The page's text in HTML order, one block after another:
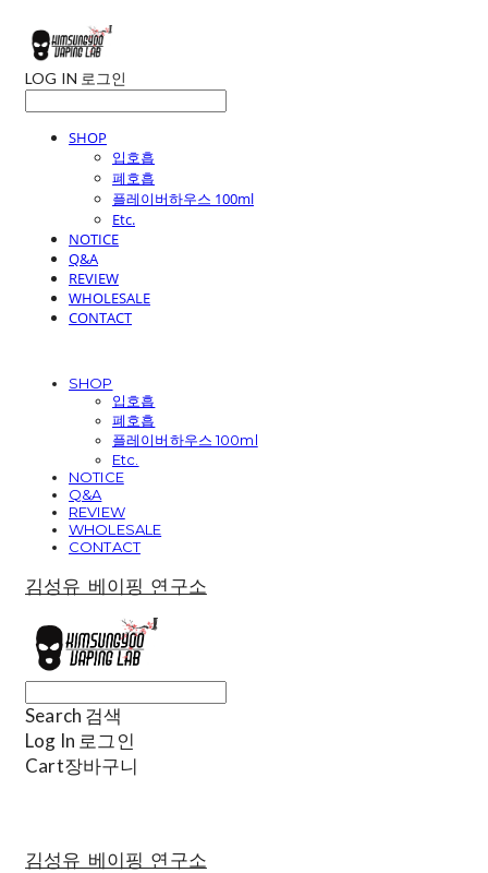
LOG IN 로그인
SHOP
입호흡
폐호흡
플레이버하우스 100ml
Etc.
NOTICE
Q&A
REVIEW
WHOLESALE
CONTACT
SHOP
입호흡
폐호흡
플레이버하우스 100ml
Etc.
NOTICE
Q&A
REVIEW
WHOLESALE
CONTACT
김성유 베이핑 연구소
Search 검색
Log In 로그인
Cart장바구니
김성유 베이핑 연구소